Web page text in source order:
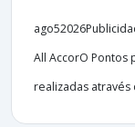
All AccorO Pontos
realizadas através